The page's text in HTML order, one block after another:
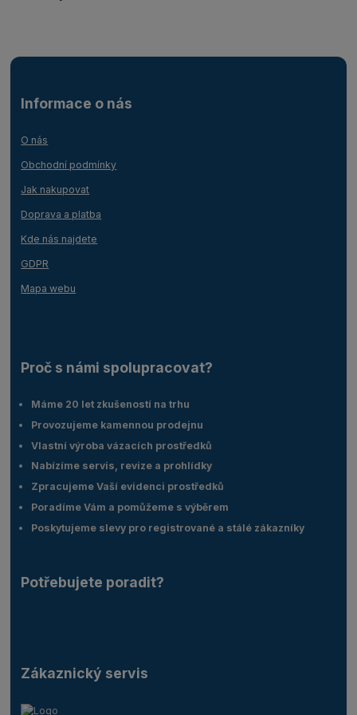
Informace o nás
O nás
Obchodní podmínky
Jak nakupovat
Doprava a platba
Kde nás najdete
GDPR
Mapa webu
Proč s námi spolupracovat?
Máme 20 let zkušeností na trhu
Provozujeme kamennou prodejnu
Vlastní výroba vázacích prostředků
Nabízíme servis, revize a prohlídky
Zpracujeme Vaší evidenci prostředků
Poradíme Vám a pomůžeme s výběrem
Poskytujeme slevy pro registrované a stálé zákazníky
Potřebujete poradit?
Zákaznický servis